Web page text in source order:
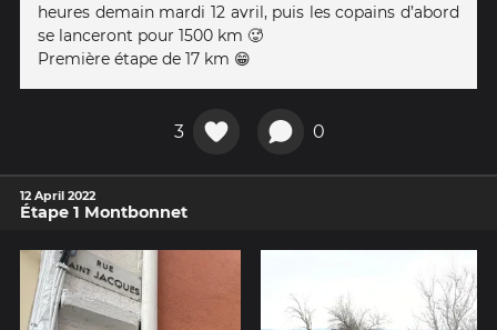
heures demain mardi 12 avril, puis les copains d’abord
se lanceront pour 1500 km 🥵
Première étape de 17 km 😁
3 0
12 April 2022
Étape 1 Montbonnet